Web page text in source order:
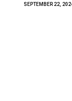
SEPTEMBER 22,